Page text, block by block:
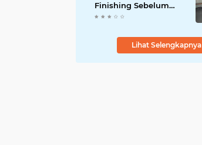
Finishing Sebelum
Diserahkan
Lihat Selengkapnya